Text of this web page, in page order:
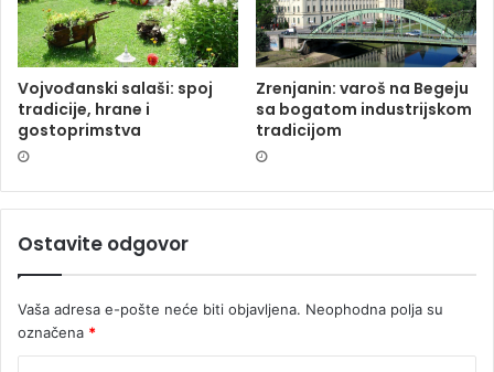
Vojvođanski salaši: spoj
tradicije, hrane i
gostoprimstva
Zrenjanin: varoš na Begeju
sa bogatom industrijskom
tradicijom
Ostavite odgovor
Vaša adresa e-pošte neće biti objavljena. Neophodna polja su
označena *